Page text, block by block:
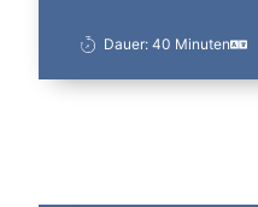
Dauer: 40 Minuten